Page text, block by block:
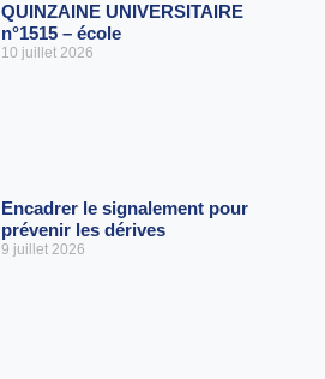
QUINZAINE UNIVERSITAIRE
n°1515 – école
10 juillet 2026
Encadrer le signalement pour
prévenir les dérives
9 juillet 2026